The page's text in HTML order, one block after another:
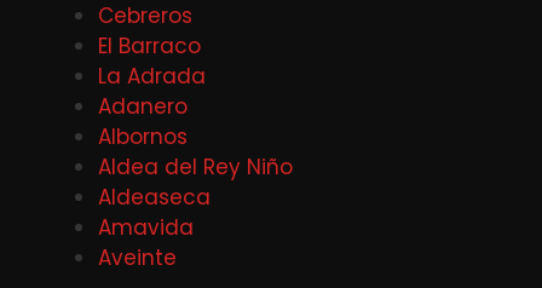
Cebreros
El Barraco
La Adrada
Adanero
Albornos
Aldea del Rey Niño
Aldeaseca
Amavida
Aveinte